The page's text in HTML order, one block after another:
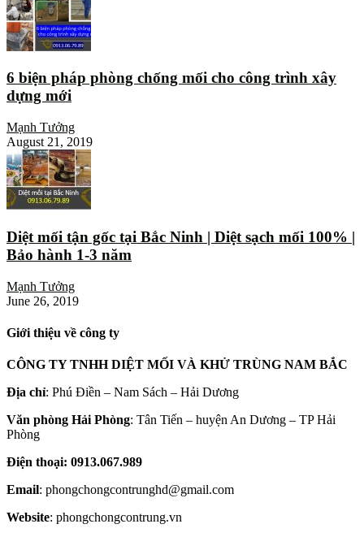
6 biện pháp phòng chống mối cho công trình xây
dựng mới
Mạnh Tưởng
August 21, 2019
Diệt mối tận gốc tại Bắc Ninh | Diệt sạch mối 100% |
Bảo hành 1-3 năm
Mạnh Tưởng
June 26, 2019
Giới thiệu về công ty
CÔNG TY TNHH DIỆT MỐI VÀ KHỬ TRÙNG NAM BẮC
Địa chỉ: Phú Điền – Nam Sách – Hải Dương
Văn phòng Hải Phòng: Tân Tiến – huyện An Dương – TP Hải
Phòng
Điện thoại: 0913.067.989
Email: phongchongcontrunghd@gmail.com
Website: phongchongcontrung.vn